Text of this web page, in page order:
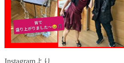
Instagramより